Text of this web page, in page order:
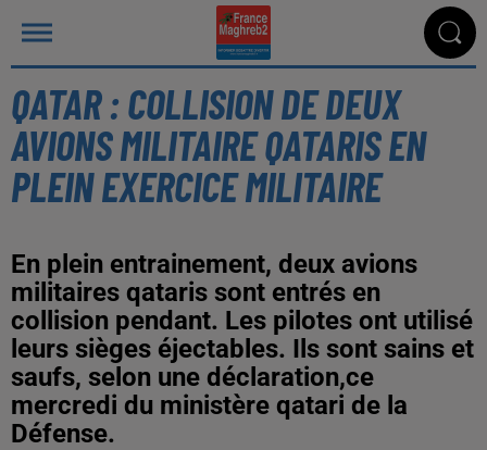
QATAR : COLLISION DE DEUX
AVIONS MILITAIRE QATARIS EN
PLEIN EXERCICE MILITAIRE
En plein entrainement, deux avions
militaires qataris sont entrés en
collision pendant. Les pilotes ont utilisé
leurs sièges éjectables. Ils sont sains et
saufs, selon une déclaration,ce
mercredi du ministère qatari de la
Défense.